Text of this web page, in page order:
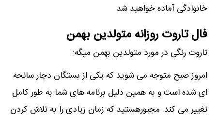
خانوادگی آماده خواهید شد
فال تاروت روزانه متولدین بهمن
تاروت رنگی در مورد متولدین بهمن میگه:
امروز صبح متوجه می شوید که یکی از بستگان دچار سانحه
ای شده است و به همین دلیل برنامه های شما به طور کامل
تغییر می کند. مجبورهستید که زمان زیادی را به تلاش کردن